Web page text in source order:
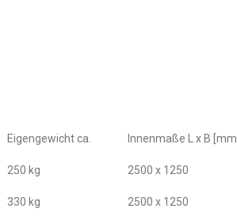
Eigengewicht ca. Innenmaße L x B [mm]
250 kg 2500 x 1250
330 kg 2500 x 1250